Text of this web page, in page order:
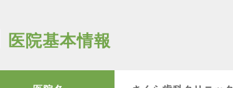
医院基本情報